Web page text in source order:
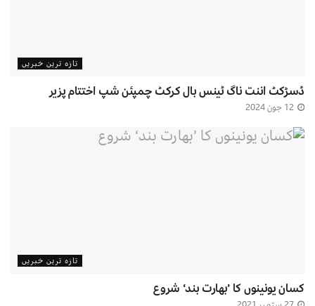
تازہ ترین خبریں
ڈسڑکٹ اننت ناگ ٹینس بال کرکٹ چمپئن شپ اختتام پزیر
تازہ ترین خبریں
کسان یونینوں کا ’بھارت بند‘ شروع